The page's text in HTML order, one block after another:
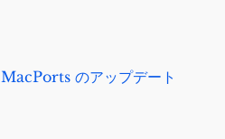
MacPorts のアップデート